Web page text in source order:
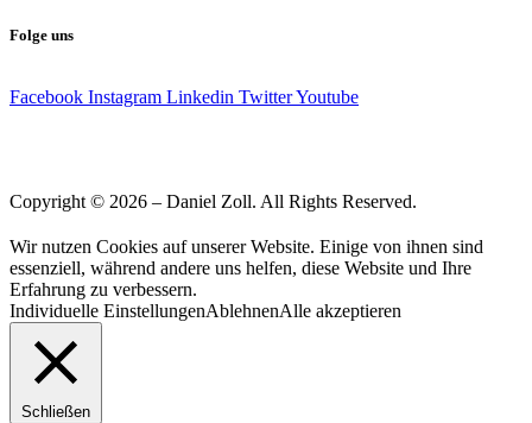
Folge uns
Facebook Instagram Linkedin TwitterYoutube
Copyright © 2026 – Daniel Zoll. All Rights Reserved.
Wir nutzen Cookies auf unserer Website. Einige von ihnen sind
essenziell, während andere uns helfen, diese Website und Ihre
Erfahrung zu verbessern.
Individuelle EinstellungenAblehnenAlle akzeptieren
Schließen